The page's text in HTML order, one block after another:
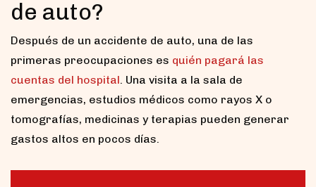
de auto?
Después de un accidente de auto, una de las
primeras preocupaciones es quién pagará las
cuentas del hospital. Una visita a la sala de
emergencias, estudios médicos como rayos X o
tomografías, medicinas y terapias pueden generar
gastos altos en pocos días.